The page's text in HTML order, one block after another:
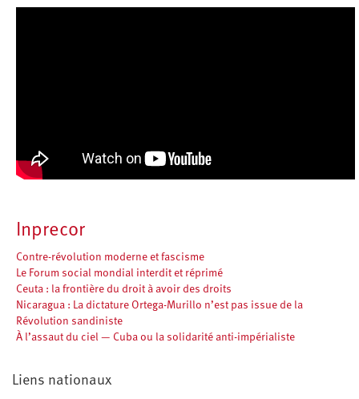
Inprecor
Contre-révolution moderne et fascisme
Le Forum social mondial interdit et réprimé
Ceuta : la frontière du droit à avoir des droits
Nicaragua : La dictature Ortega-Murillo n’est pas issue de la
Révolution sandiniste
À l’assaut du ciel — Cuba ou la solidarité anti-impérialiste
Liens nationaux